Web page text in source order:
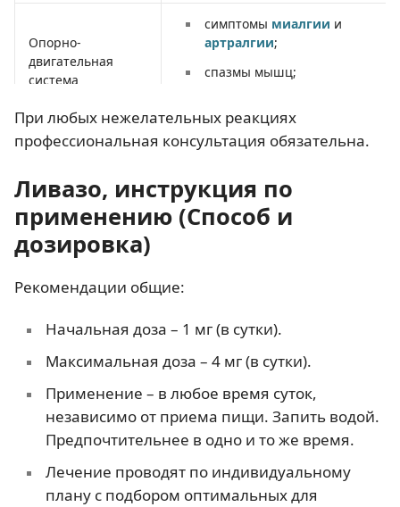
Опорно-
двигательная
система
Соединительная
ткань
симптомы миалгии и
артралгии;
спазмы мышц;
симптомы
волчаночноподобного
признаки иммуно-
опосредованной
нарушения мочевыводящих
Репродуктивные
органы
гинекомастия.
Обмен веществ/
питание
анорексия.
При любых нежелательных реакциях
профессиональная консультация обязательна.
Ливазо, инструкция по
применению (Способ и
дозировка)
Рекомендации общие:
Начальная доза – 1 мг (в сутки).
Максимальная доза – 4 мг (в сутки).
Применение – в любое время суток,
независимо от приема пищи. Запить водой.
Предпочтительнее в одно и то же время.
Лечение проводят по индивидуальному
плану с подбором оптимальных для